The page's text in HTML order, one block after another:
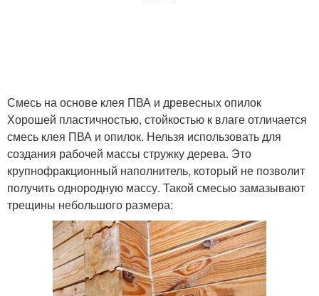
Смесь на основе клея ПВА и древесных опилок
Хорошей пластичностью, стойкостью к влаге отличается
смесь клея ПВА и опилок. Нельзя использовать для
создания рабочей массы стружку дерева. Это
крупнофракционный наполнитель, который не позволит
получить однородную массу. Такой смесью замазывают
трещины небольшого размера: